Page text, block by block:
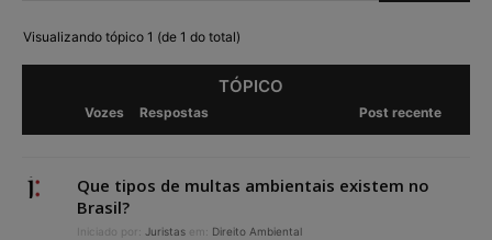
Visualizando tópico 1 (de 1 do total)
TÓPICO
Vozes Respostas Post recente
Que tipos de multas ambientais existem no
Brasil?
Iniciado por: Juristas em: Direito Ambiental